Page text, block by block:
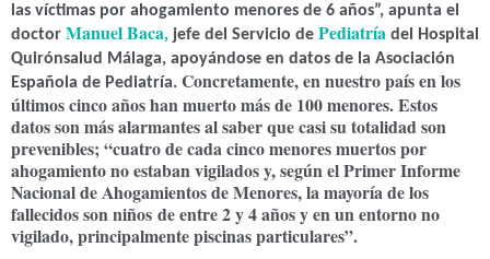
las víctimas por ahogamiento menores de 6 años”, apunta el
doctor Manuel Baca, jefe del Servicio de Pediatría del Hospital
Quirónsalud Málaga, apoyándose en datos de la Asociación
Española de Pediatría. Concretamente, en nuestro país en los
últimos cinco años han muerto más de 100 menores. Estos
datos son más alarmantes al saber que casi su totalidad son
prevenibles;“cuatro de cada cinco menores muertos por
ahogamiento no estaban vigiladosy, según el Primer Informe
Nacional de Ahogamientos de Menores, la mayoría de los
fallecidos son niños de entre 2 y 4 años y en un entorno no
vigilado, principalmente piscinas particulares”.